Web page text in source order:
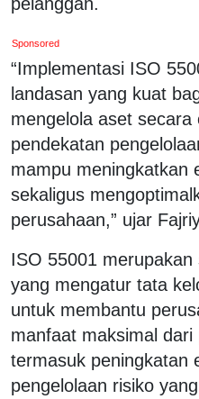
Sponsored
“Implementasi ISO
landasan yang kuat
mengelola aset secara
pendekatan
mampu meningkatkan
sekaligus
perusahaan,” ujar
ISO 55001 merupakan
yang mengatur tata
untuk membantu
manfaat maksimal dari
termasuk peningkatan
pengelolaan risiko